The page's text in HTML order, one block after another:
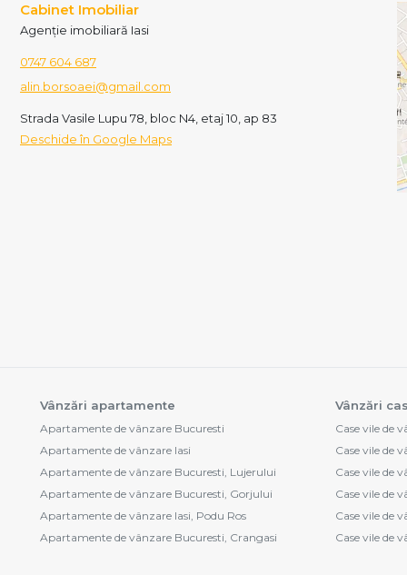
Cabinet Imobiliar
Agenție imobiliară Iasi
0747 604 687
alin.borsoaei@gmail.com
Strada Vasile Lupu 78, bloc N4, etaj 10, ap 83
Deschide în Google Maps
Vânzări apartamente
Apartamente de vânzare Bucuresti
Apartamente de vânzare Iasi
Apartamente de vânzare Bucuresti, Lujerului
Apartamente de vânzare Bucuresti, Gorjului
Apartamente de vânzare Iasi, Podu Ros
Apartamente de vânzare Bucuresti, Crangasi
Vânzări
Case vile de
Case vile de
Case vile de
Case vile de
Case vile de
Case vile de